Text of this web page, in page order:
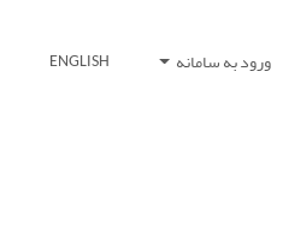
ورود به سامانه ENGLISH